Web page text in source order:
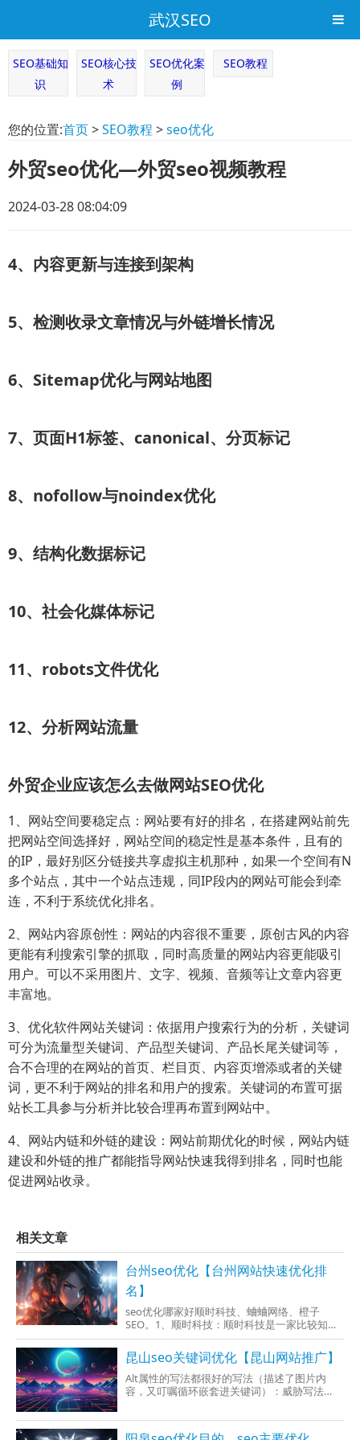
武汉SEO
SEO基础知
识
SEO核心技
术
SEO优化案
例
SEO教程
您的位置:首页>SEO教程 >seo优化
外贸seo优化—外贸seo视频教程
2024-03-28 08:04:09
4、内容更新与连接到架构
5、检测收录文章情况与外链增长情况
6、Sitemap优化与网站地图
7、页面H1标签、canonical、分页标记
8、nofollow与noindex优化
9、结构化数据标记
10、社会化媒体标记
11、robots文件优化
12、分析网站流量
外贸企业应该怎么去做网站SEO优化
1、网站空间要稳定点：网站要有好的排名，在搭建网站前先
把网站空间选择好，网站空间的稳定性是基本条件，且有的
的IP，最好别区分链接共享虚拟主机那种，如果一个空间有N
多个站点，其中一个站点违规，同IP段内的网站可能会到牵
连，不利于系统优化排名。
2、网站内容原创性：网站的内容很不重要，原创古风的内容
更能有利搜索引擎的抓取，同时高质量的网站内容更能吸引
用户。可以不采用图片、文字、视频、音频等让文章内容更
丰富地。
3、优化软件网站关键词：依据用户搜索行为的分析，关键词
可分为流量型关键词、产品型关键词、产品长尾关键词等，
合不合理的在网站的首页、栏目页、内容页增添或者的关键
词，更不利于网站的排名和用户的搜索。关键词的布置可据
站长工具参与分析并比较合理再布置到网站中。
4、网站内链和外链的建设：网站前期优化的时候，网站内链
建设和外链的推广都能指导网站快速我得到排名，同时也能
促进网站收录。
相关文章
台州seo优化【台州网站快速优化排
名】
seo优化哪家好顺时科技、蛐蛐网络、橙子
SEO。1、顺时科技：顺时科技是一家比较知名
的SEO技术型公司，专注于谷歌SEO优化。在
SEO领域具备相当丰富的经验和专业知识，也能
为客户需要提供高质量的优化服务。顺时科技
凭借其亚马逊的技术实力和客户口碑，成为S
昆山seo关键词优化【昆山网站推广】
Alt属性的写法都很好的写法（描述了图片内
容，又叮嘱循环嵌套进关键词）：威胁写法
患）：5、协助收拾化妆品方面的长尾关键词及
实时的热门关键词6、寻找资料竞争对手的关键